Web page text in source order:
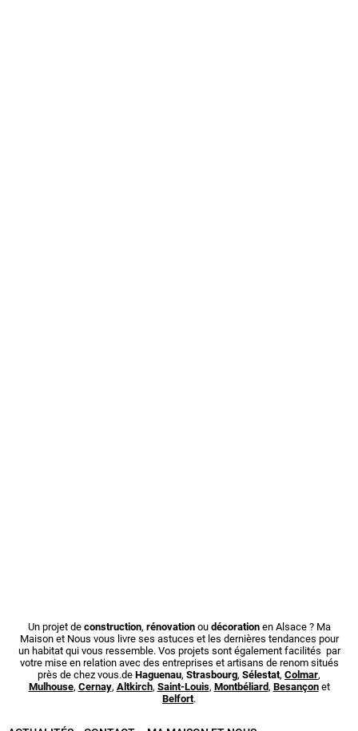
Un projet de construction, rénovationou décorationen Alsace ? Ma
Maison et Nous vous livre ses astuces et les dernières tendances pour
un habitat qui vous ressemble. Vos projets sont également facilités par
votre mise en relation avec des entreprises et artisans de renom situés
près de chez vous.de Haguenau, Strasbourg, Sélestat, Colmar,
Mulhouse, Cernay, Altkirch, Saint-Louis, Montbéliard, Besançonet
Belfort.